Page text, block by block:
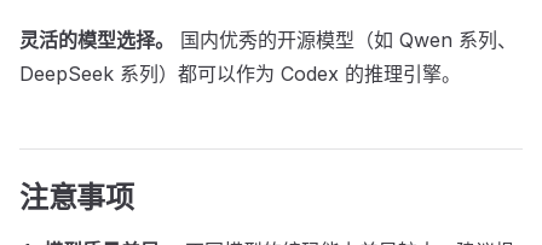
灵活的模型选择。
国内优秀的开源模型（如 Qwen 系列、
DeepSeek 系列）都可以作为 Codex 的推理引擎。
注意事项